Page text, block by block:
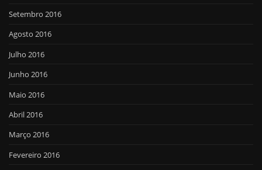
Setembro 2016
Agosto 2016
Julho 2016
Junho 2016
Maio 2016
Abril 2016
Março 2016
Fevereiro 2016